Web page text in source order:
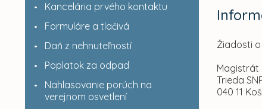
Kancelária prvého kontaktu
Formuláre a tlačivá
Daň z nehnuteľností
Poplatok za odpad
Nahlasovanie porúch na
verejnom osvetlení
Žiadosti
Magistrát
Trieda
040 11